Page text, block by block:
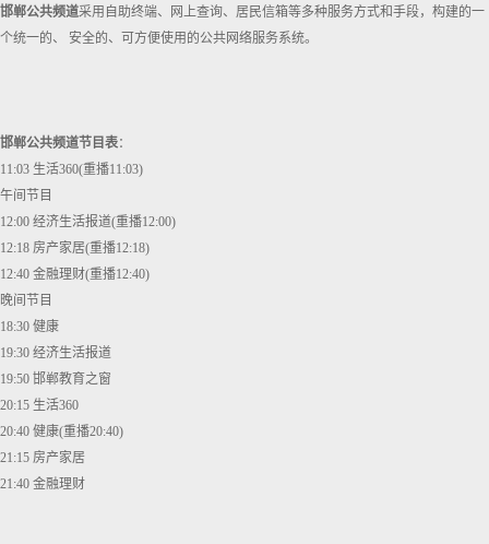
邯郸公共频道采用自助终端、网上查询、居民信箱等多种服务方式和手段，构建的一
个统一的、 安全的、可方便使用的公共网络服务系统。
邯郸公共频道节目表：
11:03 生活360(重播11:03)
午间节目
12:00 经济生活报道(重播12:00)
12:18 房产家居(重播12:18)
12:40 金融理财(重播12:40)
晚间节目
18:30 健康
19:30 经济生活报道
19:50 邯郸教育之窗
20:15 生活360
20:40 健康(重播20:40)
21:15 房产家居
21:40 金融理财